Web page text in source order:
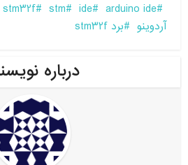
arduino ide
ide
stm
stm32f
آردوینو
برد stm32f
درباره